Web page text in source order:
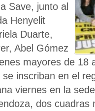
Save, junto al
Henyelit
Duarte,
Abel Gómez
mayores de 18
inscriban en el
viernes en la
dos cuadras